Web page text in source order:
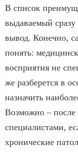
В список
выдаваемый
вывод. Конечно,
понять:
восприятия не
же разберется в
назначить
Возможно – после
специалистами,
хронические